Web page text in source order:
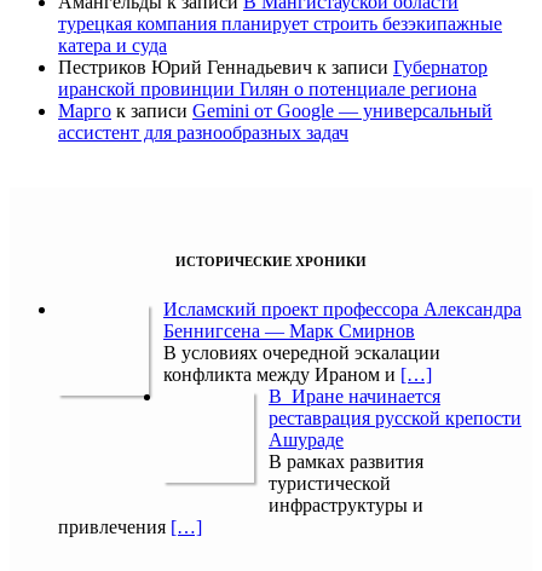
турецкая компания планирует строить безэкипажные
катера и суда
Пестриков Юрий Геннадьевич к записи Губернатор
иранской провинции Гилян о потенциале региона
Марго к записи Gemini от Google — универсальный
ассистент для разнообразных задач
ИСТОРИЧЕСКИЕ ХРОНИКИ
Исламский проект профессора Александра
Беннигсена — Марк Смирнов
В условиях очередной эскалации
конфликта между Ираном и […]
В Иране начинается
реставрация русской крепости
Ашураде
В рамках развития
туристической
инфраструктуры и
привлечения […]